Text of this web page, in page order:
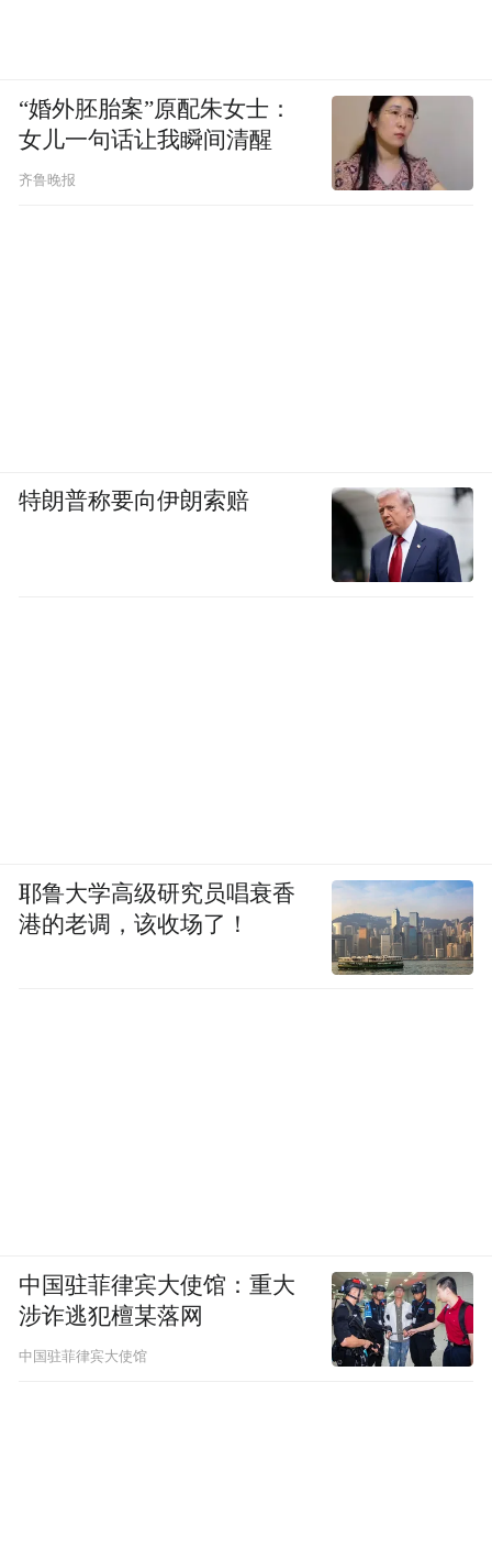
“婚外胚胎案”原配朱女士：
女儿一句话让我瞬间清醒
齐鲁晚报
特朗普称要向伊朗索赔
耶鲁大学高级研究员唱衰香
港的老调，该收场了！
中国驻菲律宾大使馆：重大
涉诈逃犯檀某落网
中国驻菲律宾大使馆